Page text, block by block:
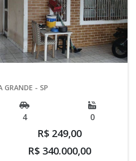
GRANDE - SP
4 0
R$ 249,00
R$ 340.000,00